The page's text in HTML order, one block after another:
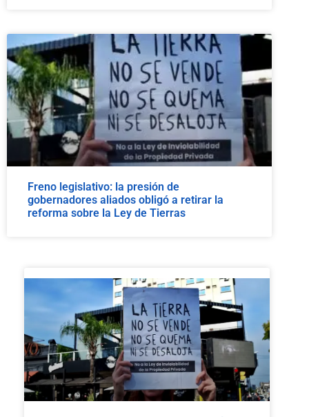
Freno legislativo: la presión de
gobernadores aliados obligó a retirar la
reforma sobre la Ley de Tierras